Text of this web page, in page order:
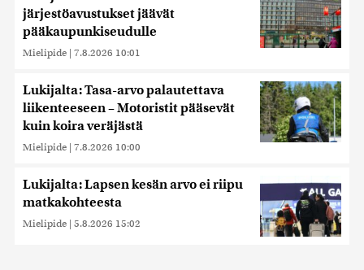
järjestöavustukset jäävät
pääkaupunkiseudulle
Mielipide | 7.8.2026 10:01
Lukijalta: Tasa-arvo palautettava
liikenteeseen – Motoristit pääsevät
kuin koira veräjästä
Mielipide | 7.8.2026 10:00
Lukijalta: Lapsen kesän arvo ei riipu
matkakohteesta
Mielipide | 5.8.2026 15:02